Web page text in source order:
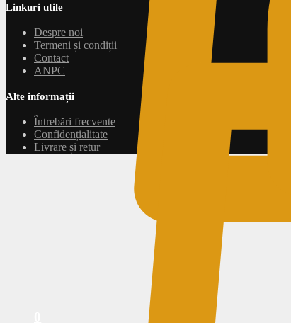
Linkuri utile
Despre noi
Termeni și condiții
Contact
ANPC
Alte informații
Întrebări frecvente
Confidențialitate
Livrare și retur